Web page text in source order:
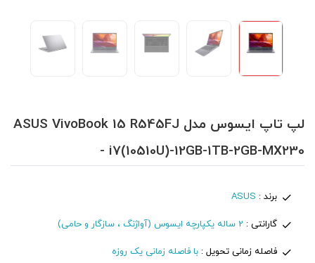
لپ تاپ ایسوس مدل ASUS VivoBook 15 R545FJ
- i7(10510U)-12GB-1TB-2GB-MX230
برند : ASUS
گارانتی : 2 ساله یکپارچه ایسوس (آواژنگ ، سازگار و حامی)
فاصله زمانی تحویل : با فاصله زمانی یک روزه